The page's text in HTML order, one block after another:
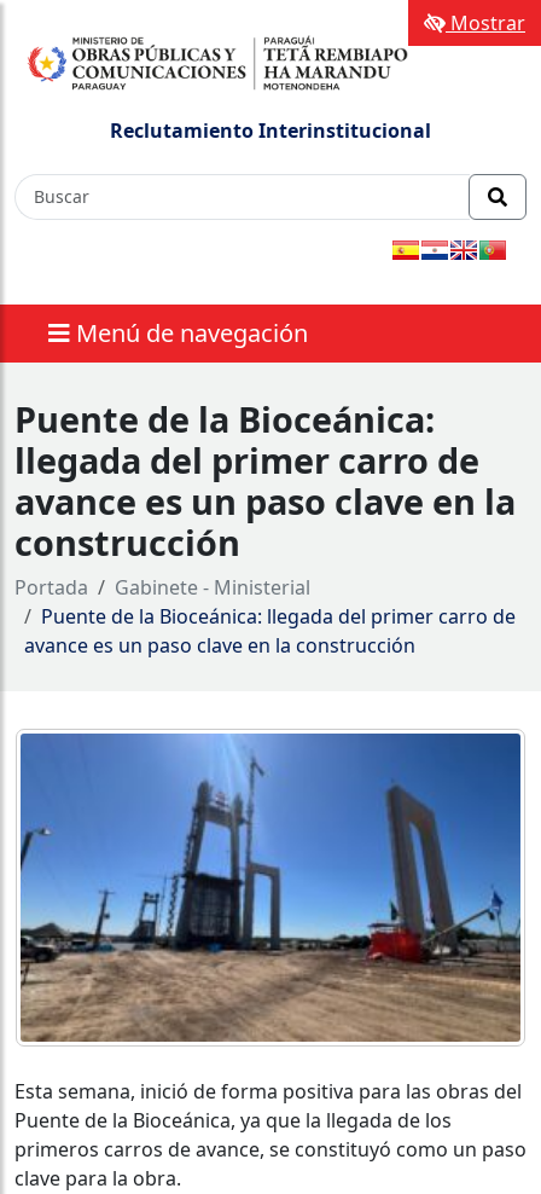
Reclutamiento Interinstitucional
Menú de navegación
Mostrar
Puente de la Bioceánica:
llegada del primer carro de
avance es un paso clave en la
construcción
Portada
Gabinete - Ministerial
Puente de la Bioceánica: llegada del primer carro de
avance es un paso clave en la construcción
Esta semana, inició de forma positiva para las obras del
Puente de la Bioceánica, ya que la llegada de los
primeros carros de avance, se constituyó como un paso
clave para la obra.